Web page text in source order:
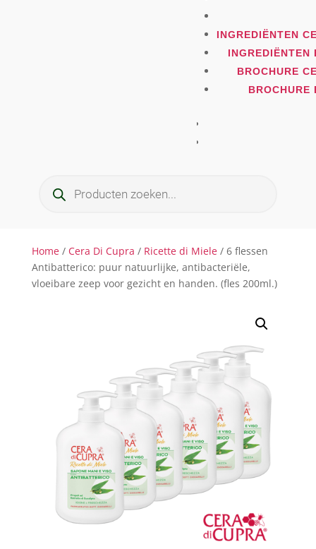
INGREDIËNTEN
INGREDIËNTEN
BROCHURE
BROCHURE
zoeken
Home/ Cera Di Cupra / Ricette di Miele/ 6 flessen
Antibatterico: puur natuurlijke, antibacteriële,
vloeibare zeep voor gezicht en handen. (fles 200ml.)